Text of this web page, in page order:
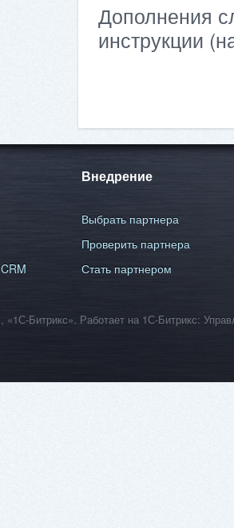
Дополнения
инструкции
Внедрение
Выбрать партнера
Проверить партнера
Стать партнером
«1С-Битрикс». Работает на 1С-Битрикс: